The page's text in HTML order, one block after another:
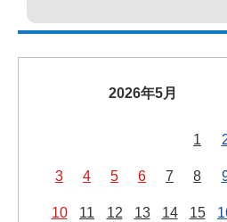
2026年5月
1
3 4 5 6 7 8
10 11 12 13 14 15